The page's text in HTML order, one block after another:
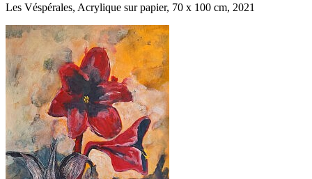
Les Véspérales, Acrylique sur papier, 70 x 100 cm, 2021